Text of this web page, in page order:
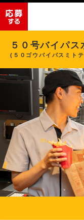
５０号バイパス
(５０ゴウバイパスミト